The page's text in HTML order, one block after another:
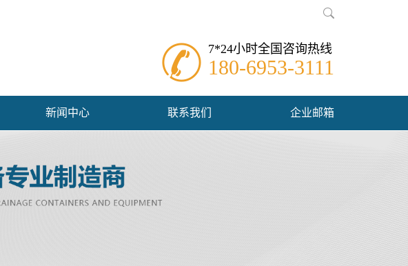
7*24小时全国咨询热线
180-6953-3111
新闻中心 联系我们 企业邮箱